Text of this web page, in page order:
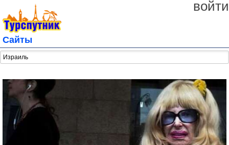
войти
Сайты